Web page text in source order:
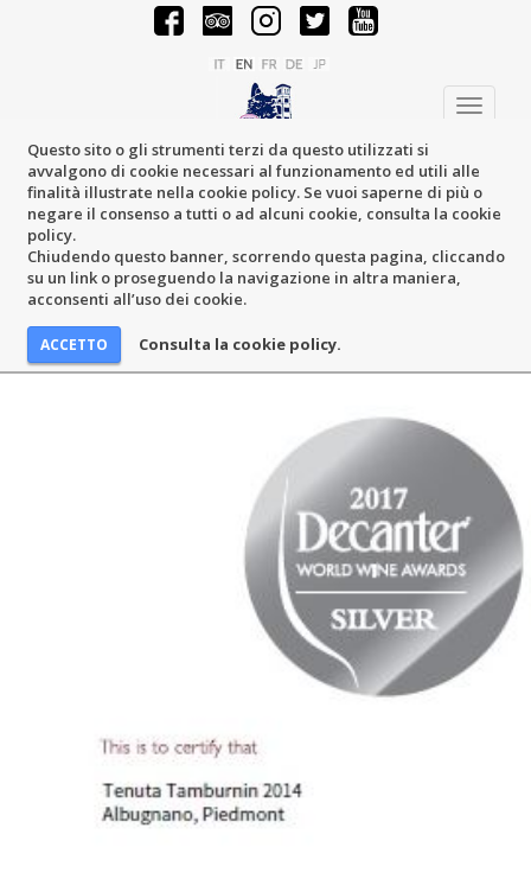
Questo sito o gli strumenti terzi da questo utilizzati si
avvalgono di cookie necessari al funzionamento ed utili alle
finalità illustrate nella cookie policy. Se vuoi saperne di più o
negare il consenso a tutti o ad alcuni cookie, consulta la cookie
policy.
Chiudendo questo banner, scorrendo questa pagina, cliccando
su un link o proseguendo la navigazione in altra maniera,
acconsenti all’uso dei cookie.
Consulta la cookie policy.
Toggle